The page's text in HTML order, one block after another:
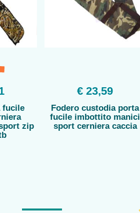
fucile
zip
€ 23,59
Fodero custodia porta
fucile imbottito manici
sport cerniera caccia